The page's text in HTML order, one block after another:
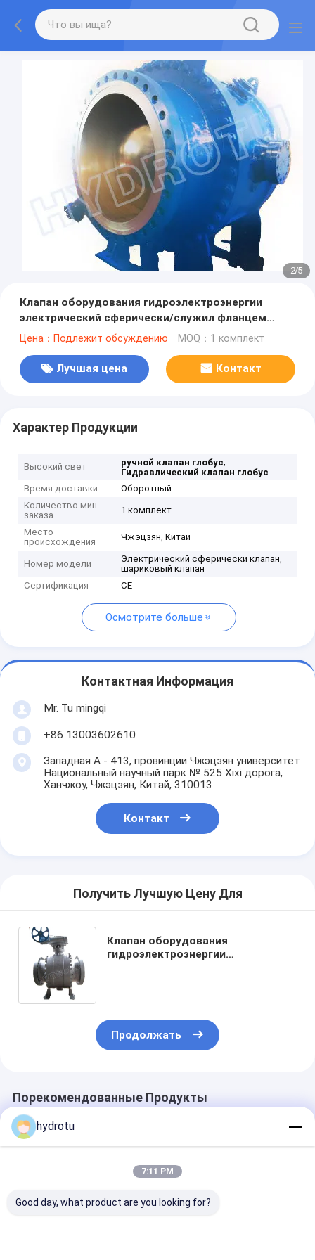
2/5
Клапан оборудования гидроэлектроэнергии
электрический сферически/служил фланцем
нормальный вентиль/шариковый клапан для dia.
Цена：Подлежит обсуждению MOQ：1 комплект
Лучшая цена Контакт
Характер Продукции
Высокий свет ручной клапан глобус,
Гидравлический клапан глобус
Время доставки
Оборотный
Количество мин
заказа
1 комплект
Место
происхождения
Чжэцзян, Китай
Номер модели
Электрический сферически клапан,
шариковый клапан
Сертификация
CE
Осмотрите больше
Контактная Информация
Mr. Tu mingqi
+86 13003602610
Западная A - 413, провинции Чжэцзян университет
Национальный научный парк № 525 Xixi дорога,
Ханчжоу, Чжэцзян, Китай, 310013
Контакт
Получить Лучшую Цену Для
Клапан оборудования
гидроэлектроэнергии
Продолжать
Порекомендованные Продукты
hydrotu
7:11 PM
Good day, what product are you looking for?